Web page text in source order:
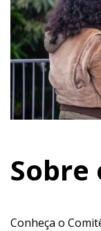
Sobre
Conheça o